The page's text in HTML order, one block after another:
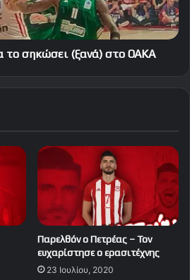
το σηκώσει (ξανά) στο ΟΑΚΑ
Παρελθόν ο Πετρέας – Τον
ευχαρίστησε ο ερασιτέχνης
23 Ιουλίου, 2020